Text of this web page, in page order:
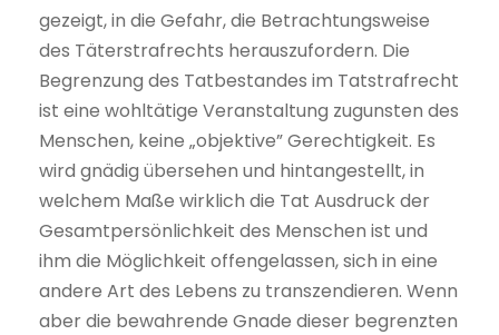
gezeigt, in die Gefahr, die Betrachtungsweise
des Täterstrafrechts herauszufordern. Die
Begrenzung des Tatbestandes im Tatstrafrecht
ist eine wohltätige Veranstaltung zugunsten des
Menschen, keine „objektive” Gerechtigkeit. Es
wird gnädig übersehen und hintangestellt, in
welchem Maße wirklich die Tat Ausdruck der
Gesamtpersönlichkeit des Menschen ist und
ihm die Möglichkeit offengelassen, sich in eine
andere Art des Lebens zu transzendieren. Wenn
aber die bewahrende Gnade dieser begrenzten